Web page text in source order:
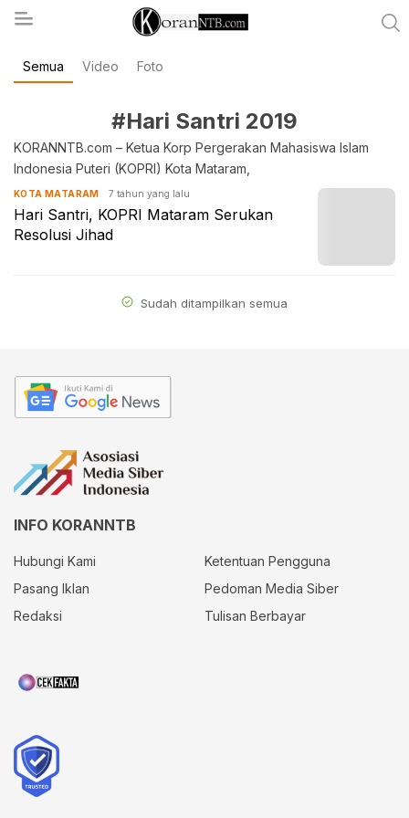
koranntb.com
Semua Video Foto
#Hari Santri 2019
KORANNTB.com – Ketua Korp Pergerakan Mahasiswa Islam
Indonesia Puteri (KOPRI) Kota Mataram,
KOTA MATARAM 7 tahun yang lalu
Hari Santri, KOPRI Mataram Serukan
Resolusi Jihad
Sudah ditampilkan semua
INFO KORANNTB
Hubungi Kami
Ketentuan Pengguna
Pasang Iklan
Pedoman Media Siber
Redaksi
Tulisan Berbayar